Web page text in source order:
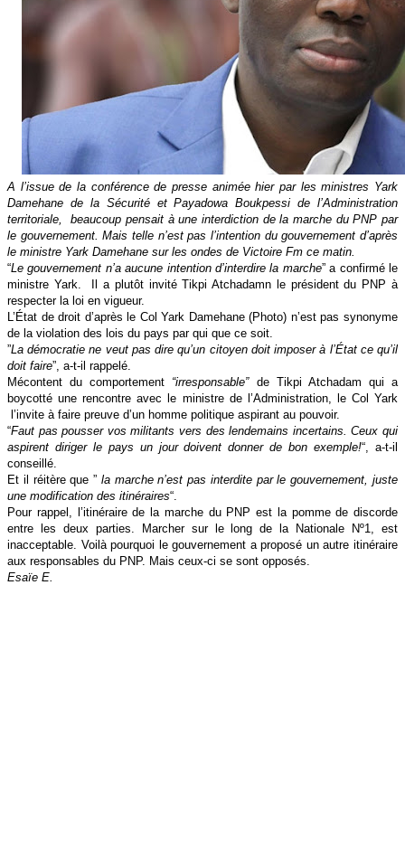
A l’issue de la conférence de presse animée hier par les ministres Yark
Damehane de la Sécurité et Payadowa Boukpessi de l’Administration
territoriale, beaucoup pensait à une interdiction de la marche du PNP par
le gouvernement. Mais telle n’est pas l’intention du gouvernement d’après
le ministre Yark Damehane sur les ondes de Victoire Fm ce matin.
“Le gouvernement n’a aucune intention d’interdire la marche” a confirmé le
ministre Yark. Il a plutôt invité Tikpi Atchadamn le président du PNP à
respecter la loi en vigueur.
L’État de droit d’après le Col Yark Damehane (Photo) n’est pas synonyme
de la violation des lois du pays par qui que ce soit.
”La démocratie ne veut pas dire qu’un citoyen doit imposer à l’État ce qu’il
doit faire”, a-t-il rappelé.
Mécontent du comportement “irresponsable”de Tikpi Atchadam qui a
boycotté une rencontre avec le ministre de l’Administration, le Col Yark
l’invite à faire preuve d’un homme politique aspirant au pouvoir.
“Faut pas pousser vos militants vers des lendemains incertains. Ceux qui
aspirent diriger le pays un jour doivent donner de bon exemple!“, a-t-il
conseillé.
Et il réitère que ” la marche n’est pas interdite par le gouvernement, juste
une modification des itinéraires“.
Pour rappel, l’itinéraire de la marche du PNP est la pomme de discorde
entre les deux parties. Marcher sur le long de la Nationale Nº1, est
inacceptable. Voilà pourquoi le gouvernement a proposé un autre itinéraire
aux responsables du PNP. Mais ceux-ci se sont opposés.
Esaïe E.